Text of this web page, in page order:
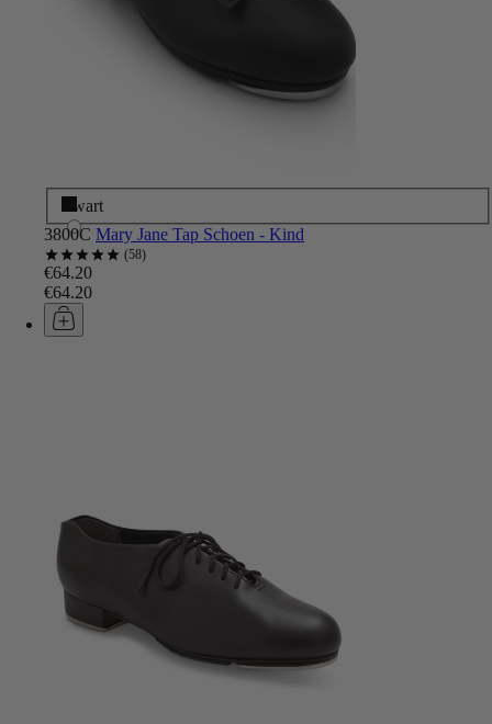
Zwart
3800C Mary Jane Tap Schoen - Kind
58
€64.20
€64.20